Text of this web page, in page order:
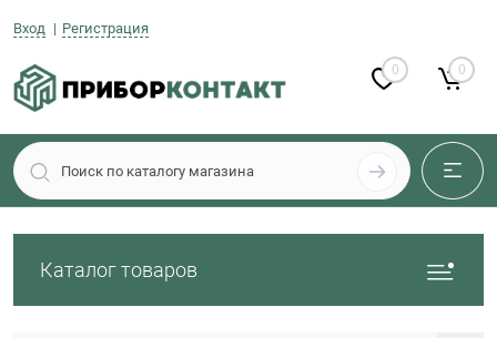
Вход Регистрация
0 0
Каталог товаров